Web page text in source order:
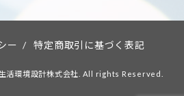
ー / 特定商取引に基づく表記
活環境設計株式会社. All rights Reserved.